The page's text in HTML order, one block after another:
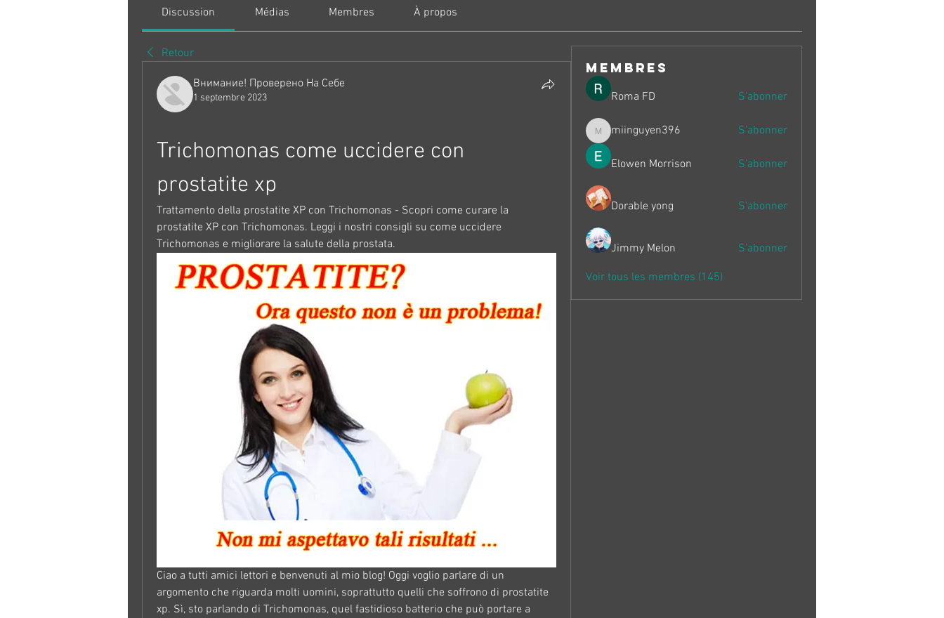
Discussion Médias Membres À propos
Retour
Внимание! Проверено На Себе
1 septembre 2023
Trichomonas come uccidere con
prostatite xp
Trattamento della prostatite XP con Trichomonas - Scopri come curare la
prostatite XP con Trichomonas. Leggi i nostri consigli su come uccidere
Trichomonas e migliorare la salute della prostata.
Ciao a tutti amici lettori e benvenuti al mio blog! Oggi voglio parlare di un
argomento che riguarda molti uomini, soprattutto quelli che soffrono di prostatite
xp. Sì, sto parlando di Trichomonas, quel fastidioso batterio che può portare a
membres
Roma FD S'abonner
miinguyen396
miinguyen396 S'abonner
Elowen Morrison S'abonner
Dorable yong S'abonner
Jimmy Melon S'abonner
Voir tous les membres (145)